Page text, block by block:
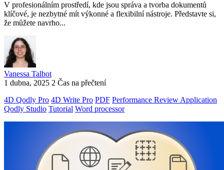
V profesionálním prostředí, kde jsou správa a tvorba dokumentů
klíčové, je nezbytné mít výkonné a flexibilní nástroje. Představte si,
že můžete navrho...
Vanessa Talbot
1 dubna, 2025 2 Čas na přečtení
4D Qodly Pro 4D Write Pro PDF Performance Review Application
Qodly Studio Tutorial Word processor